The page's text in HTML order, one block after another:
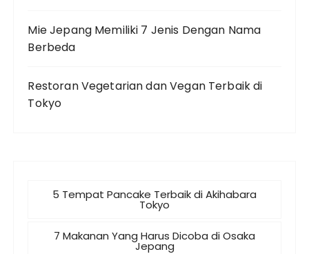
Mie Jepang Memiliki 7 Jenis Dengan Nama
Berbeda
Restoran Vegetarian dan Vegan Terbaik di
Tokyo
5 Tempat Pancake Terbaik di Akihabara
Tokyo
7 Makanan Yang Harus Dicoba di Osaka
Jepang